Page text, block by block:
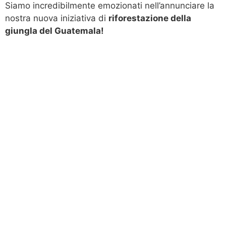
Siamo incredibilmente emozionati nell’annunciare la
nostra nuova iniziativa di riforestazione della
giungla del Guatemala!